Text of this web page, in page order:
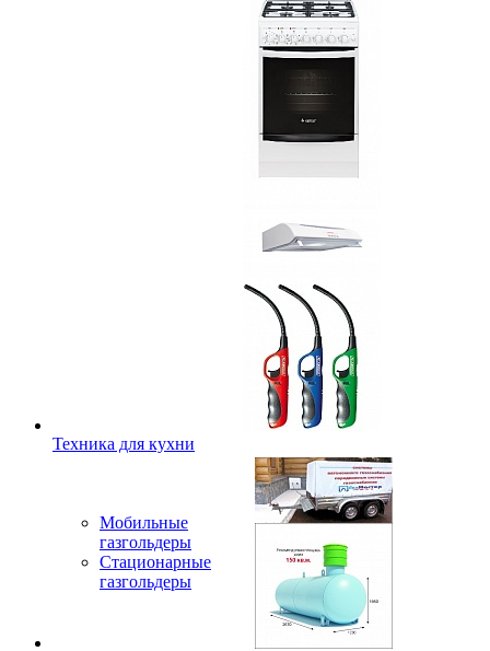
Техника для кухни
Мобильные
газгольдеры
Стационарные
газгольдеры